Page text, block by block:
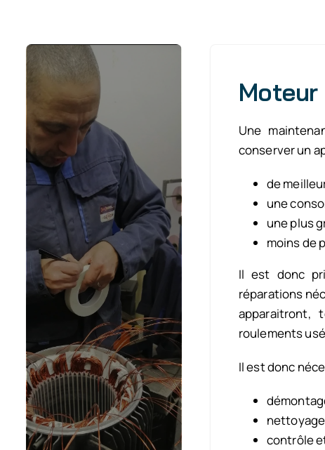
Une
conserver un
de
une
une plus
moins de
Il est donc
réparations
apparaitront, t
roulements
Il est donc
contrôle